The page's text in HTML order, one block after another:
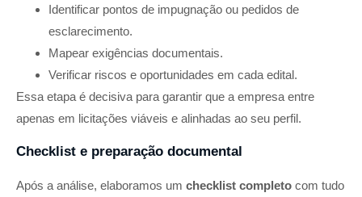
Identificar pontos de impugnação ou pedidos de
esclarecimento.
Mapear exigências documentais.
Verificar riscos e oportunidades em cada edital.
Essa etapa é decisiva para garantir que a empresa entre
apenas em licitações viáveis e alinhadas ao seu perfil.
Checklist e preparação documental
Após a análise, elaboramos um checklist completo com tudo